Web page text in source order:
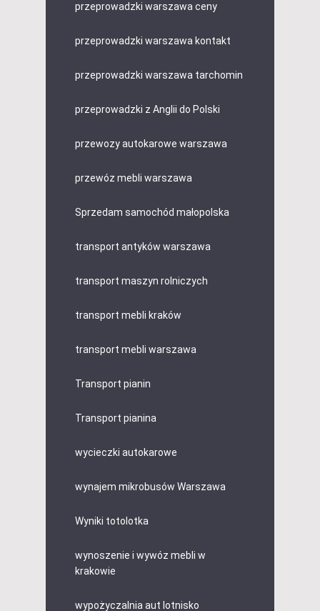
przeprowadzki warszawa ceny
przeprowadzki warszawa kontakt
przeprowadzki warszawa tarchomin
przeprowadzki z Anglii do Polski
przewozy autokarowe warszawa
przewóz mebli warszawa
Sprzedam samochód małopolska
transport antyków warszawa
transport maszyn rolniczych
transport mebli kraków
transport mebli warszawa
Transport pianin
Transport pianina
wycieczki autokarowe
wynajem mikrobusów Warszawa
Wyniki totolotka
wynoszenie i wywóz mebli w
krakowie
wypożyczalnia aut lotnisko